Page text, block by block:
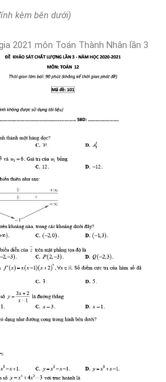
kèm bên dưới)
2021 môn Toán Thành Nhân lần 3